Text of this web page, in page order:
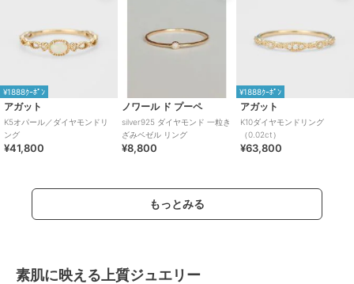
¥1888ｸｰﾎﾟﾝ
アガット
K5オパール／ダイヤモンドリ
ング
¥41,800
ノワール ド プーペ
silver925 ダイヤモンド 一粒き
ざみベゼル リング
¥8,800
¥1888ｸｰﾎﾟﾝ
アガット
K10ダイヤモンドリング
（0.02ct）
¥63,800
もっとみる
素肌に映える上質ジュエリー